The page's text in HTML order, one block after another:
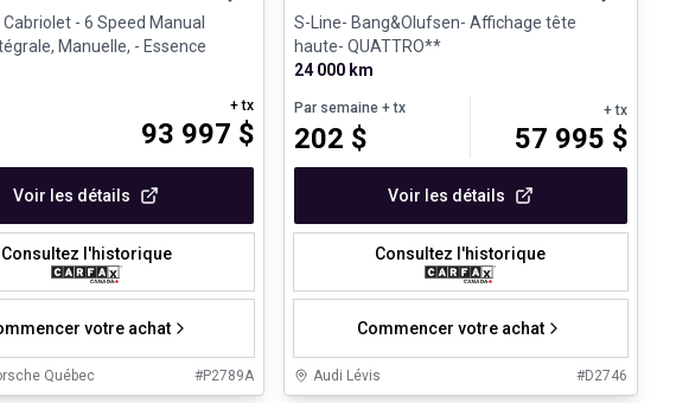
- 6 Speed Manual
Manuelle, - Essence
93 997 $
+ tx
Voir les détails
Consultez l'historique
votre achat
Québec #P2789A
S-Line- Bang&Olufsen- Affichage tête
haute- QUATTRO**
24 000 km
Par semaine+ tx
202 $
+ tx
57 995 $
Voir les détails
Consultez l'historique
Commencer votre achat
Audi Lévis #D2746